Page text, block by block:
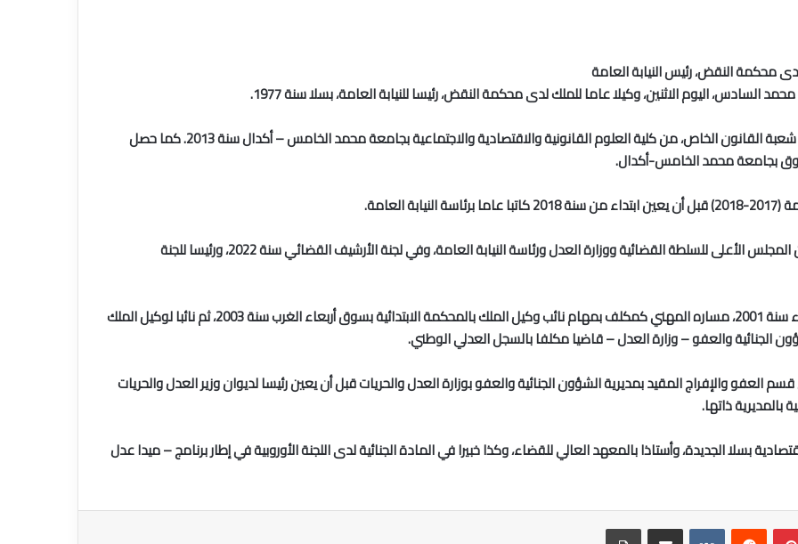
محكمة النقض، رئيس النيابة العامة
السادس، اليوم الاثنين، وكيلا عاما للملك لدى محكمة النقض، رئيسا للنيابة العامة، بسلا سنة 1977.
والسيد بلاوي حاصل على شهادة الدكتوراه في الحقوق، شعبة القانون الخاص، من كلية العلوم القانونية والاقتصادية والاجتماعية بجامعة محمد الخامس – أكدال سنة 2013. كما حصل
وفي سنة 2021، عين عضوا بالهيئة المشتركة للتنسيق بين المجلس الأعلى للسلطة القضائية ووزارة العدل ورئاسة النيابة العامة، وفي لجنة الأرشيف القضائي سنة 2022، ورئيسا للجنة
واستهل السيد بلاوي، الذي التحق بالمعهد العالي للقضاء سنة 2001، مساره المهني كمكلف بمهام نائب وكيل الملك بالمحكمة الابتدائية بسوق أربعاء الغرب سنة 2003، ثم نائبا لوكيل الملك
الجنائية والعفو – وزارة العدل – قاضيا مكلفا بالسجل العدلي الوطني.
منصب رئيس قسم العفو والإفراج المقيد بمديرية الشؤون الجنائية والعفو بوزارة العدل والحريات قبل أن يعين رئيسا لديوان وزير العدل والحريات
بسلا الجديدة، وأستاذا بالمعهد العالي للقضاء، وكذا خبيرا في المادة الجنائية لدى اللجنة الأوروبية في إطار برنامج – ميدا عدل
بينتيريست مشاركة عبر البريد طباعة